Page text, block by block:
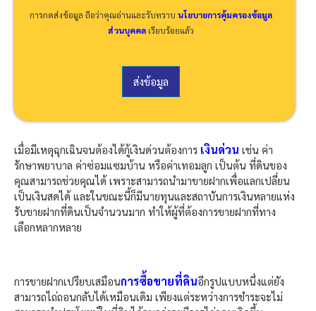
การกดส่งข้อมูล ถือว่าคุณอ่านและรับทราบ นโยบายการคุ้มครองข้อมูล
ส่วนบุคคล เรียบร้อยแล้ว
โ
ร
ติ
ด
ต่
อ
ก
ลั
ส่งข้อมูล
เมื่อมีเหตุฉุกเฉินจนต้องได้กู้เงินด่วนต้องการ เงินด่วน เช่น ค่า
รักษาพยาบาล ค่าซ่อมแซมบ้าน หรือค่าเทอมลูก เป็นต้น ที่ดินของ
คุณสามารถช่วยคุณได้ เพราะสามารถนำมาขายฝากเพื่อแลกเปลี่ยน
เป็นเงินสดได้ และในขณะนี้ก็มีนายทุนและสถาบันการเงินหลายแห่ง
รับขายฝากที่ดินเป็นจำนวนมาก ทำให้ผู้ที่ต้องการขายฝากที่ทาง
เลือกหลากหลาย
การขายฝากเปรียบเสมือนการซื้อขายที่ดินอีกรูปแบบหนึ่งแต่ยัง
สามารถไถ่ถอนกลับได้เหมือนเดิม เพียงแต่ระหว่างการชำระจะไม่